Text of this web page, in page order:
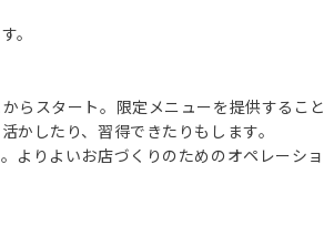
。
らスタート。限定メニューを提供すること
かしたり、習得できたりもします。
よりよいお店づくりのためのオペレーショ